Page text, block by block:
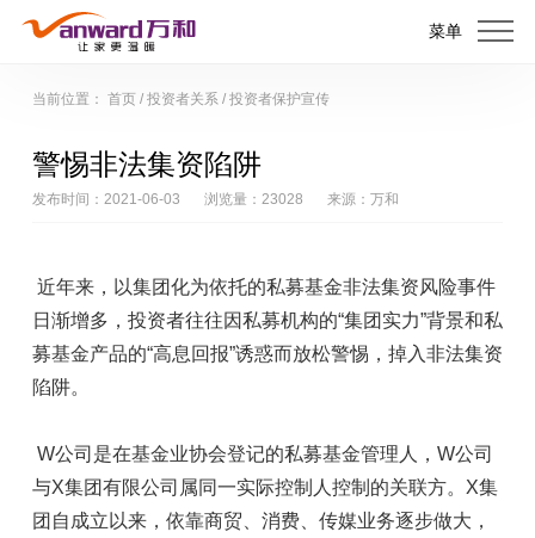
菜单
当前位置： 首页/ 投资者关系/ 投资者保护宣传
警惕非法集资陷阱
发布时间：2021-06-03 浏览量：23028 来源：万和
近年来，以集团化为依托的私募基金非法集资风险事件
日渐增多，投资者往往因私募机构的“集团实力”背景和私
募基金产品的“高息回报”诱惑而放松警惕，掉入非法集资
陷阱。
W公司是在基金业协会登记的私募基金管理人，W公司
与X集团有限公司属同一实际控制人控制的关联方。X集
团自成立以来，依靠商贸、消费、传媒业务逐步做大，